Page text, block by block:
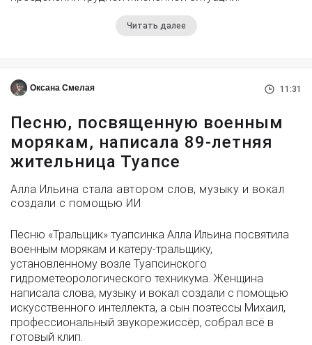
Читать далее
Оксана Смелая 11:31
Песню, посвященную военным
морякам, написала 89-летняя
жительница Туапсе
Алла Ильина стала автором слов, музыку и вокал
создали с помощью ИИ
Песню «Тральщик» туапсинка Алла Ильина посвятила
военным морякам и катеру-тральщику,
установленному возле Туапсинского
гидрометеорологического техникума. Женщина
написала слова, музыку и вокал создали с помощью
искусственного интеллекта, а сын поэтессы Михаил,
профессиональный звукорежиссёр, собрал всё в
готовый клип.